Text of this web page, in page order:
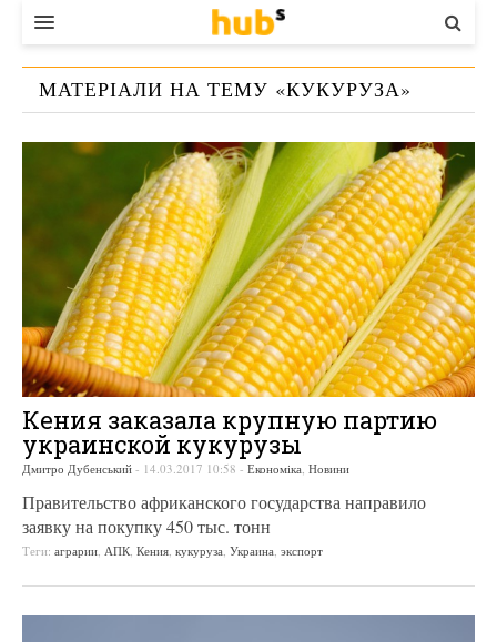
ВЛАДА
ЕКОНОМІКА
БІЗНЕС
КОНТАКТИ
МАТЕРІАЛИ НА ТЕМУ «КУКУРУЗА»
Кения заказала крупную партию
украинской кукурузы
Дмитро Дубенський - 14.03.2017 10:58 - Економіка Новини
Правительство африканского государства направило
заявку на покупку 450 тыс. тонн
Теги: аграрии АПК Кения кукуруза Украина экспорт